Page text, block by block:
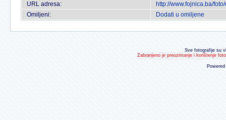
URL adresa:
http://www.fojnica.ba/
Omiljeni:
Dodati u omiljene
Sve fotografije su
Zabranjeno je preuzimanje i korištenje